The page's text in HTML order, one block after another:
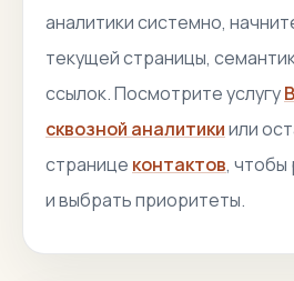
аналитики системно,
текущей страницы,
ссылок. Посмотрите услугу
сквозной аналитикиили
странице контактов, чтобы
и выбрать приоритеты.